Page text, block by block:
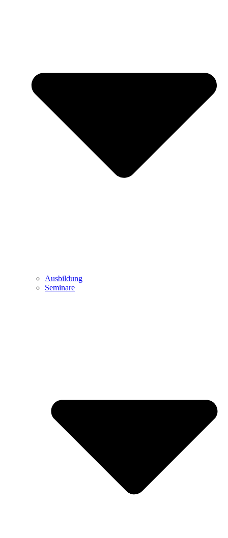
Ausbildung
Seminare